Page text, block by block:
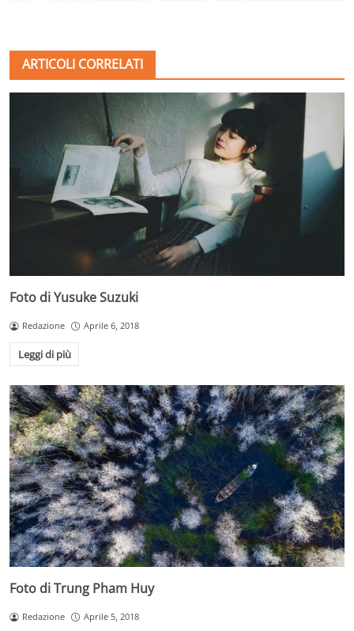
ARTICOLI CORRELATI
Foto di Yusuke Suzuki
Redazione Aprile 6, 2018
Leggi di più
Foto di Trung Pham Huy
Redazione Aprile 5, 2018